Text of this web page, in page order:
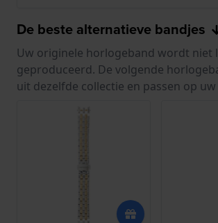
De beste alternatieve bandjes
Uw originele horlogeband wordt niet
geproduceerd. De volgende
uit dezelfde collectie en passen op